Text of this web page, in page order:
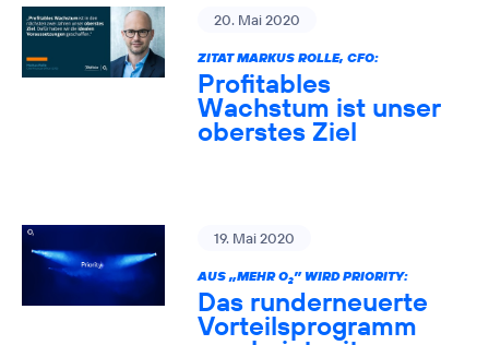
20. Mai 2020
ZITAT MARKUS ROLLE, CFO:
Profitables
Wachstum ist unser
oberstes Ziel
19. Mai 2020
AUS „MEHR O2” WIRD PRIORITY:
Das runderneuerte
Vorteilsprogramm